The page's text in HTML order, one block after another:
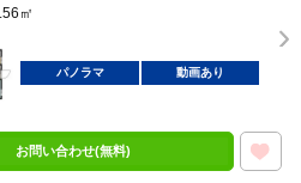
㎡
パノラマ 動画あり
お問い合わせ(無料)